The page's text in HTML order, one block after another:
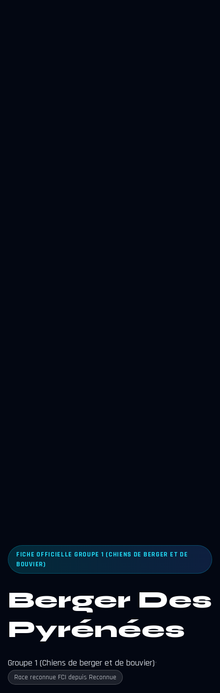
FICHE OFFICIELLE GROUPE 1 (CHIENS DE BERGER ET DE
BOUVIER)
Berger Des
Pyrénées
Groupe 1 (Chiens de berger et de bouvier)•
Race reconnue FCI depuis Reconnue